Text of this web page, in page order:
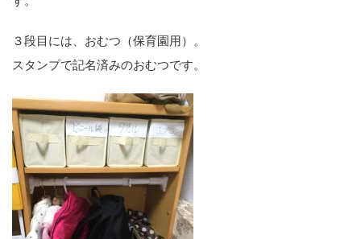
３段目には、おむつ（保育園用）。
スタンプで記名済みのおむつです。